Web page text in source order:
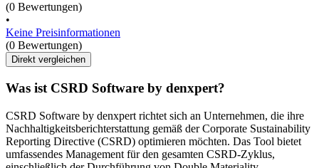
(0 Bewertungen)
•
Keine Preisinformationen
(0 Bewertungen)
Direkt vergleichen
Was ist CSRD Software by denxpert?
CSRD Software by denxpert richtet sich an Unternehmen, die ihre
Nachhaltigkeitsberichterstattung gemäß der Corporate Sustainability
Reporting Directive (CSRD) optimieren möchten. Das Tool bietet
umfassendes Management für den gesamten CSRD-Zyklus,